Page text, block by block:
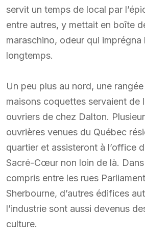
servit un temps de local par
entre autres, y mettait en boîte
maraschino, odeur qui imprégna
longtemps.
Un peu plus au nord, une
maisons coquettes servaient de
ouvriers de chez Dalton.
ouvrières venues du Québec
quartier et assisteront à l’office
Sacré-Cœur non loin de là.
compris entre les rues
Sherbourne, d’autres édifices
l’industrie sont aussi devenus
culture.